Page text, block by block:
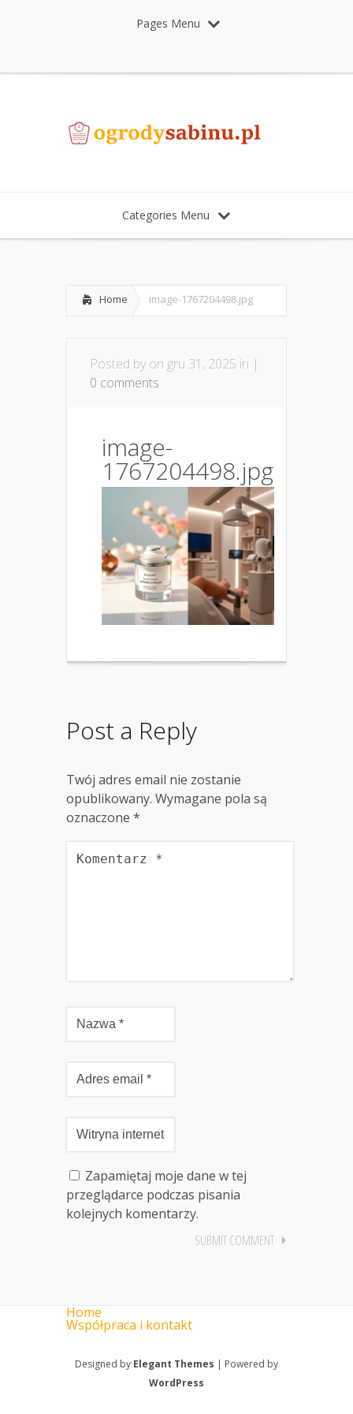
Pages Menu
Categories Menu
Home image-1767204498.jpg
Posted by on gru 31, 2025 in |
0 comments
image-
1767204498.jpg
Post a Reply
Twój adres email nie zostanie
opublikowany. Wymagane pola są
oznaczone *
Zapamiętaj moje dane w tej
przeglądarce podczas pisania
kolejnych komentarzy.
Home
Współpraca i kontakt
Designed by Elegant Themes | Powered by
WordPress